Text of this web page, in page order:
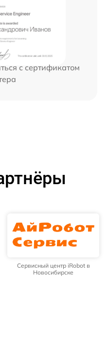
с сертификатом
Сервисный центр iRobot в
Новосибирске